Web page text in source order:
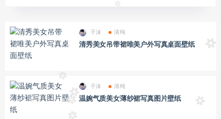
子沫 清纯
清秀美女吊带裙唯美户外写真桌面壁纸
子沫 清纯
温婉气质美女薄纱裙写真图片壁纸